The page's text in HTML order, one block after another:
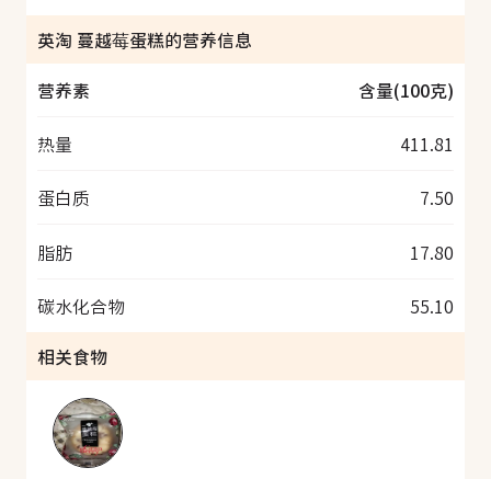
英淘 蔓越莓蛋糕的营养信息
营养素
含量(100克)
热量 411.81
蛋白质 7.50
脂肪 17.80
碳水化合物
55.10
相关食物